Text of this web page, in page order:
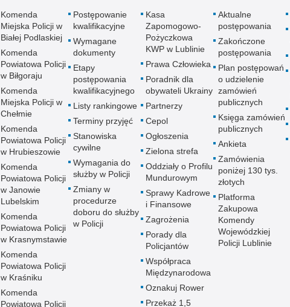
Komenda
Miejska Policji w
Białej Podlaskiej
Komenda
Powiatowa Policji
w Biłgoraju
Komenda
Miejska Policji w
Chełmie
Komenda
Powiatowa Policji
w Hrubieszowie
Komenda
Powiatowa Policji
w Janowie
Lubelskim
Komenda
Powiatowa Policji
w Krasnymstawie
Komenda
Powiatowa Policji
w Kraśniku
Komenda
Powiatowa Policji
Postępowanie
kwalifikacyjne
Wymagane
dokumenty
Etapy
postępowania
kwalifikacyjnego
Listy rankingowe
Terminy przyjęć
Stanowiska
cywilne
Wymagania do
służby w Policji
Zmiany w
procedurze
doboru do służby
w Policji
Kasa
Zapomogowo-
Pożyczkowa
KWP w Lublinie
Prawa Człowieka
Poradnik dla
obywateli Ukrainy
Partnerzy
Cepol
Ogłoszenia
Zielona strefa
Oddziały o Profilu
Mundurowym
Sprawy Kadrowe
i Finansowe
Zagrożenia
Porady dla
Policjantów
Współpraca
Międzynarodowa
Oznakuj Rower
Przekaż 1,5
Aktualne
postępowania
Zakończone
postępowania
Plan postępowań
o udzielenie
zamówień
publicznych
Księga zamówień
publicznych
Ankieta
Zamówienia
poniżej 130 tys.
złotych
Platforma
Zakupowa
Komendy
Wojewódzkiej
Policji Lublinie